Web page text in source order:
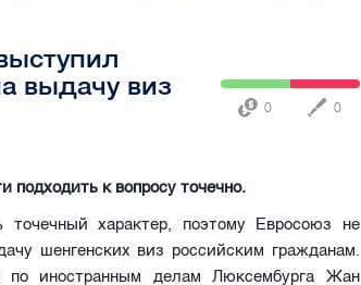
выдачу виз
0 0
подходить к вопросу точечно.
характер, поэтому Евросоюз не
шенгенских виз российским гражданам.
по иностранным делам Люксембурга Жан